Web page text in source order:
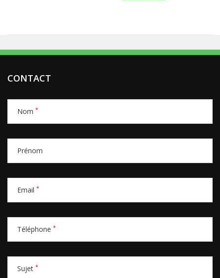
CONTACT
Nom *
Prénom
Email *
Téléphone *
Sujet *